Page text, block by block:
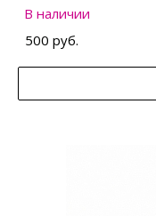
В наличии
500 руб.